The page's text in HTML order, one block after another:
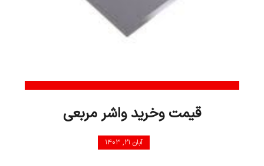
قیمت وخرید واشر مربعی
آبان ۲۱, ۱۴۰۳